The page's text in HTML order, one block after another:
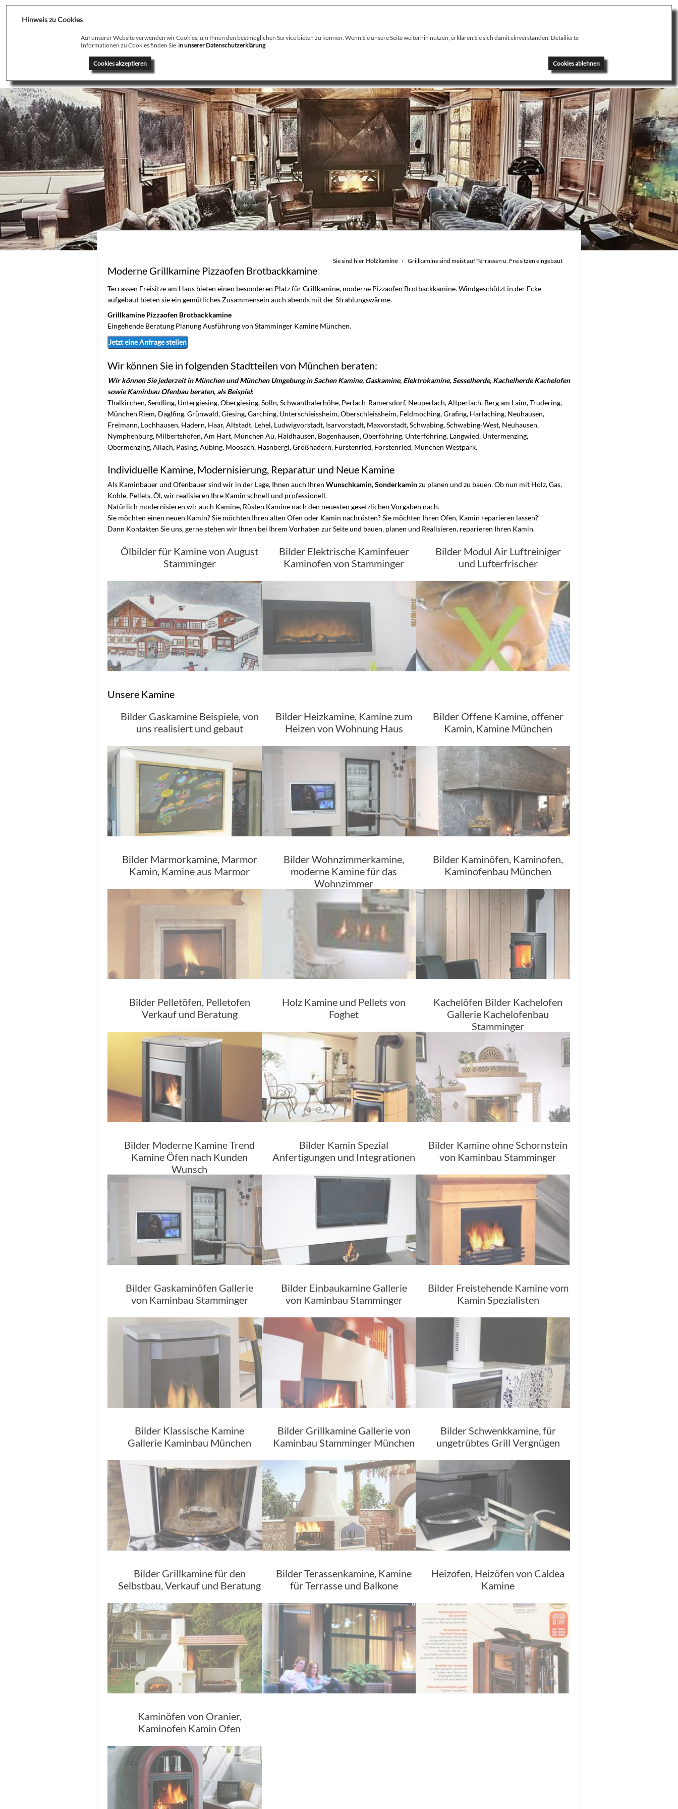
Hinweis zu Cookies
Auf unserer Website verwenden wir Cookies, um Ihnen den bestmöglichen Service bieten zu können. Wenn Sie unsere Seite weiterhin nutzen, erklären Sie sich damit einverstanden. Detailierte
Informationen zu Cookies finden Sie in unserer Datenschutzerklärung
Cookies ablehnen
Cookies akzeptieren
August Stamminger
Sie sind hier:Holzkamine Grillkamine sind meist auf Terrassen u. Freisitzen eingebaut
Moderne Grillkamine Pizzaofen Brotbackkamine
Terrassen Freisitze am Haus bieten einen besonderen Platz für Grillkamine, moderne Pizzaofen Brotbackkamine. Windgeschützt in der Ecke
aufgebaut bieten sie ein gemütliches Zusammensein auch abends mit der Strahlungswärme.
Grillkamine Pizzaofen Brotbackkamine
Eingehende Beratung Planung Ausführung von Stamminger Kamine München.
Jetzt eine Anfrage stellen
Wir können Sie in folgenden Stadtteilen von München beraten:
Wir können Sie jederzeit in München und München Umgebung in Sachen Kamine, Gaskamine, Elektrokamine, Sesselherde, Kachelherde Kachelofen
sowie Kaminbau Ofenbau beraten, als Beispiel:
Thalkirchen, Sendling, Untergiesing, Obergiesing, Solln, Schwanthalerhöhe, Perlach-Ramersdorf, Neuperlach, Altperlach, Berg am Laim, Trudering,
München Riem, Daglfing, Grünwald, Giesing, Garching, Unterschleissheim, Oberschleissheim, Feldmoching, Grafing, Harlaching, Neuhausen,
Freimann, Lochhausen, Hadern, Haar, Altstadt, Lehel, Ludwigvorstadt, Isarvorstadt, Maxvorstadt, Schwabing, Schwabing-West, Neuhausen,
Nymphenburg, Milbertshofen, Am Hart, München Au, Haidhausen, Bogenhausen, Oberföhring, Unterföhring, Langwied, Untermenzing,
Obermenzing, Allach, Pasing, Aubing, Moosach, Hasnbergl, Großhadern, Fürstenried, Forstenried, München Westpark.
Individuelle Kamine, Modernisierung, Reparatur und Neue Kamine
Als Kaminbauer und Ofenbauer sind wir in der Lage, Ihnen auch Ihren Wunschkamin, Sonderkaminzu planen und zu bauen. Ob nun mit Holz, Gas,
Kohle, Pellets, Öl, wir realisieren Ihre Kamin schnell und professionell.
Natürlich modernisieren wir auch Kamine, Rüsten Kamine nach den neuesten gesetzlichen Vorgaben nach.
Sie möchten einen neuen Kamin? Sie möchten Ihren alten Ofen oder Kamin nachrüsten? Sie möchten Ihren Ofen, Kamin reparieren lassen?
Dann Kontakten Sie uns, gerne stehen wir Ihnen bei Ihrem Vorhaben zur Seite und bauen, planen und Realisieren, reparieren Ihren Kamin.
Ölbilder für Kamine von August
Stamminger
Bilder Elektrische Kaminfeuer
Kaminofen von Stamminger
Bilder Modul Air Luftreiniger
und Lufterfrischer
Unsere Kamine
Bilder Gaskamine Beispiele, von
uns realisiert und gebaut
Bilder Heizkamine, Kamine zum
Heizen von Wohnung Haus
Bilder Offene Kamine, offener
Kamin, Kamine München
Bilder Marmorkamine, Marmor
Kamin, Kamine aus Marmor
Bilder Wohnzimmerkamine,
moderne Kamine für das
Wohnzimmer
Bilder Kaminöfen, Kaminofen,
Kaminofenbau München
Bilder Pelletöfen, Pelletofen
Verkauf und Beratung
Holz Kamine und Pellets von
Foghet
Kachelöfen Bilder Kachelofen
Gallerie Kachelofenbau
Stamminger
Bilder Moderne Kamine Trend
Kamine Öfen nach Kunden
Wunsch
Bilder Kamin Spezial
Anfertigungen und Integrationen
Bilder Kamine ohne Schornstein
von Kaminbau Stamminger
Bilder Gaskaminöfen Gallerie
von Kaminbau Stamminger
Bilder Einbaukamine Gallerie
von Kaminbau Stamminger
Bilder Freistehende Kamine vom
Kamin Spezialisten
Bilder Klassische Kamine
Gallerie Kaminbau München
Bilder Grillkamine Gallerie von
Kaminbau Stamminger München
Bilder Schwenkkamine, für
ungetrübtes Grill Vergnügen
Bilder Grillkamine für den
Selbstbau, Verkauf und Beratung
Bilder Terassenkamine, Kamine
für Terrasse und Balkone
Heizofen, Heizöfen von Caldea
Kamine
Kaminöfen von Oranier,
Kaminofen Kamin Ofen